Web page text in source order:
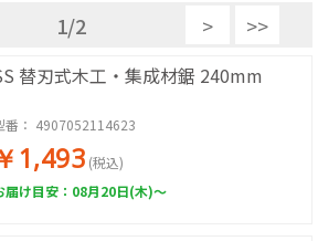
1/2 > >>
替刃式木工・集成材鋸 240mm
番： 4907052114623
1,493 (税込)
届け目安：08月20日(木)～